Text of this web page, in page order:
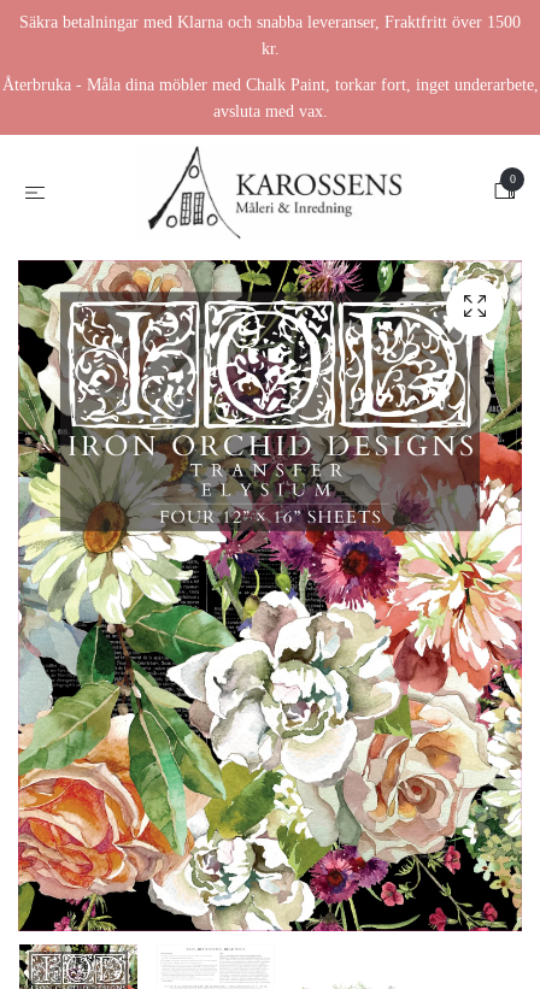
Säkra betalningar med Klarna och snabba leveranser, Fraktfritt över 1500
kr.
Återbruka - Måla dina möbler med Chalk Paint, torkar fort, inget underarbete,
avsluta med vax.
0